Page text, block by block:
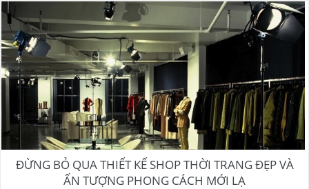
ĐỪNG BỎ QUA THIẾT KẾ SHOP THỜI TRANG ĐẸP VÀ
ẤN TƯỢNG PHONG CÁCH MỚI LẠ